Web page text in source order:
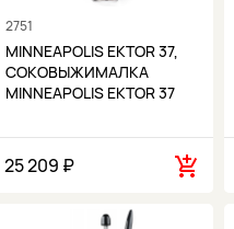
2751
MINNEAPOLIS EKTOR 37,
СОКОВЫЖИМАЛКА
MINNEAPOLIS EKTOR 37
25 209 ₽